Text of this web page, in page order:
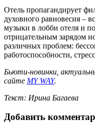
Отель пропагандирует
духовного равновесия –
музыки в лобби отеля и
отрицательным зарядом
различных проблем:
работоспособности,
Бьюти-новинки,
сайте MY WAY.
Текст: Ирина Багаева
Добавить